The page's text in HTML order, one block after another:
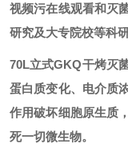
视频污在线观看和灭菌烘箱
研究及大专院校等科研单
70L立式GKQ干烤灭
蛋白质变化、电介质
作用破坏细胞原生质
死一切微生物。